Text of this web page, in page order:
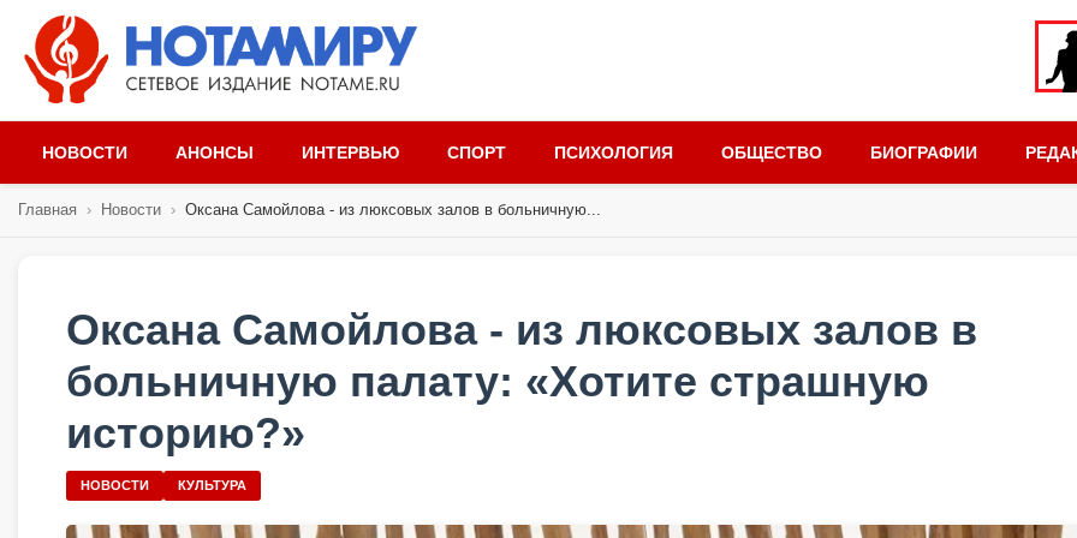
НОВОСТИ АНОНСЫ ИНТЕРВЬЮ СПОРТ ПСИХОЛОГИЯ ОБЩЕСТВО БИОГРАФИИ
Главная › Новости › Оксана Самойлова - из люксовых залов в больничную...
Оксана Самойлова - из люксовых залов в
больничную палату: «Хотите страшную
историю?»
НОВОСТИ КУЛЬТУРА